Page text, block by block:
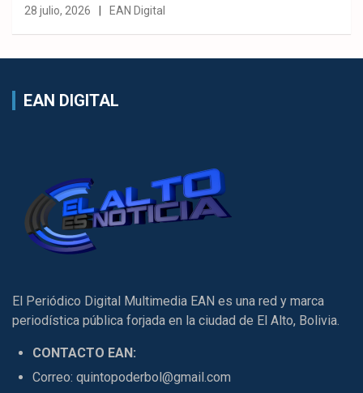
28 julio, 2026 EAN Digital
EAN DIGITAL
El Periódico Digital Multimedia EAN es una red y marca
periodística pública forjada en la ciudad de El Alto, Bolivia.
CONTACTO EAN:
Correo: quintopoderbol@gmail.com